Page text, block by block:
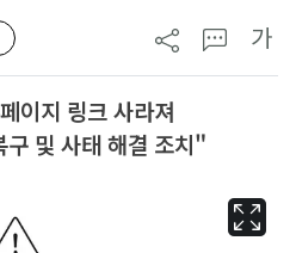
가
이지 링크 사라져
및 사태 해결 조치"